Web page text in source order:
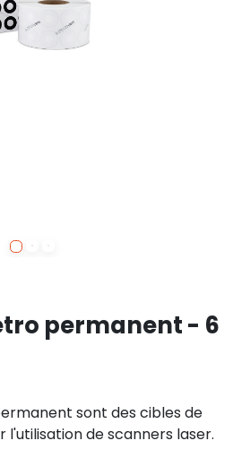
permanent - 6
sont des cibles de
l'utilisation de scanners laser.